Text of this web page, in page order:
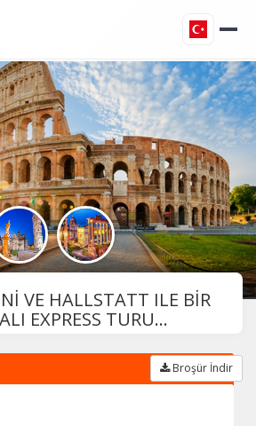
VE HALLSTATT ILE BİR
EXPRESS TURU...
Broşür İndir